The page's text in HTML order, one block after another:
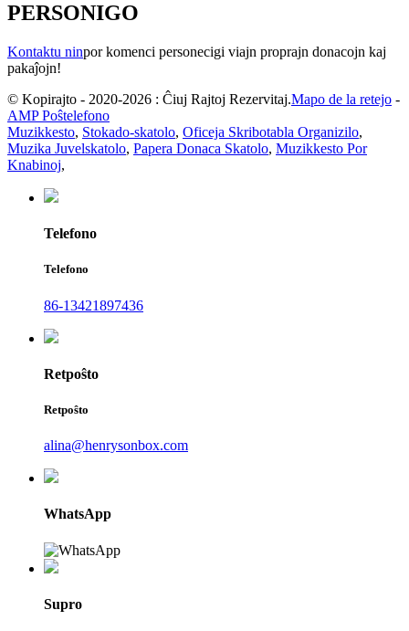
PERSONIGO
Kontaktu ninpor komenci personecigi viajn proprajn donacojn kaj
pakaĵojn!
© Kopirajto - 2020-2026 : Ĉiuj Rajtoj Rezervitaj.Mapo de la retejo -
AMP Poŝtelefono
Muzikkesto, Stokado-skatolo, Oficeja Skribotabla Organizilo,
Muzika Juvelskatolo, Papera Donaca Skatolo, Muzikkesto Por
Knabinoj,
Telefono
Telefono
86-13421897436
Retpoŝto
Retpoŝto
alina@henrysonbox.com
WhatsApp
Supro